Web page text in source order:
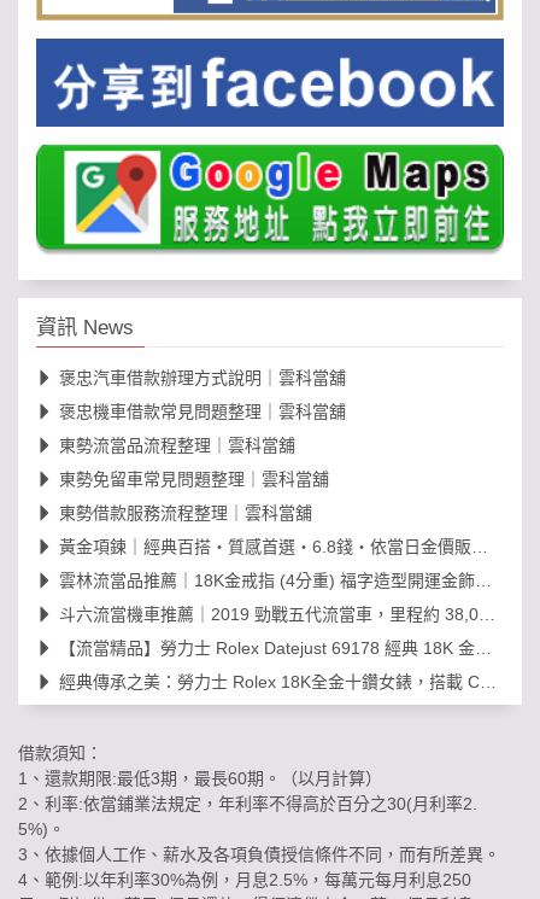
資訊 News
褒忠汽車借款辦理方式說明｜雲科當舖
褒忠機車借款常見問題整理｜雲科當舖
東勢流當品流程整理｜雲科當舖
東勢免留車常見問題整理｜雲科當舖
東勢借款服務流程整理｜雲科當舖
黃金項鍊｜經典百搭・質感首選・6.8錢・依當日金價販售，免工錢更划算
雲林流當品推薦｜18K金戒指 (4分重) 福字造型開運金飾，日常百搭超值選！
斗六流當機車推薦｜2019 勁戰五代流當車，里程約 38,000km，可現場賞車議價
【流當精品】勞力士 Rolex Datejust 69178 經典 18K 金鑽石女錶｜原裝 203
經典傳承之美：勞力士 Rolex 18K全金十鑽女錶，搭載 Cal. 2030 機芯的黃金年代
借款須知：
1、還款期限:最低3期，最長60期。（以月計算）
2、利率:依當鋪業法規定，年利率不得高於百分之30(月利率2.
5%)。
3、依據個人工作、薪水及各項負債授信條件不同，而有所差異。
4、範例:以年利率30%為例，月息2.5%，每萬元每月利息250